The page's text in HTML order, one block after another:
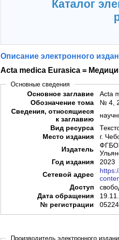
Каталог
Описание электронного
Acta medica Eurasica =
Основные сведения
Основное заглавие
Acta
Обозначение тома
№ 4,
Сведения, относящиеся
к заглавию
Вид ресурса
Место издания
г.
Издатель
Год издания
2023
Сетевой адрес
Доступ
Дата обращения
№ регистрации
Производитель электронного